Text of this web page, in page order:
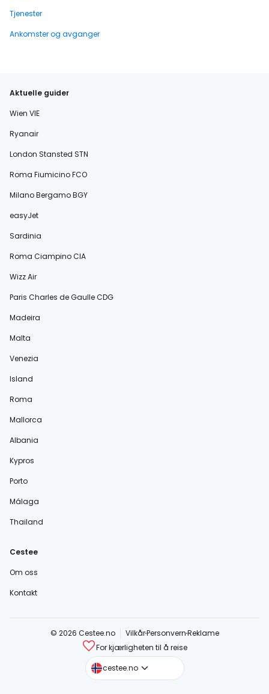
Tjenester
Ankomster og avganger
Aktuelle guider
Wien VIE
Ryanair
London Stansted STN
Roma Fiumicino FCO
Milano Bergamo BGY
easyJet
Sardinia
Roma Ciampino CIA
Wizz Air
Paris Charles de Gaulle CDG
Madeira
Malta
Venezia
Island
Roma
Mallorca
Albania
Kypros
Porto
Málaga
Thailand
Cestee
Om oss
Kontakt
© 2026 Cestee.no VilkårPersonvernReklame
For kjærligheten til å reise
cestee.no
cestee.com
cestee.sk